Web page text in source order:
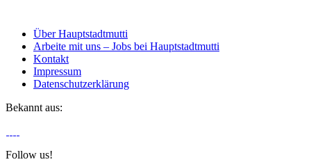
Über Hauptstadtmutti
Arbeite mit uns – Jobs bei Hauptstadtmutti
Kontakt
Impressum
Datenschutzerklärung
Bekannt aus:
Follow us!